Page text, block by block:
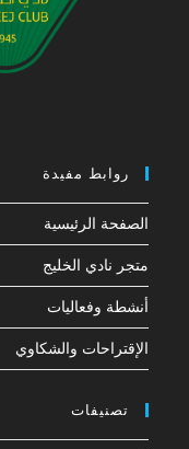
روابط مفيدة
الصفحة الرئيسية
متجر نادي الخليج
أنشطة وفعاليات
الإقتراحات والشكاوي
تصنيفات